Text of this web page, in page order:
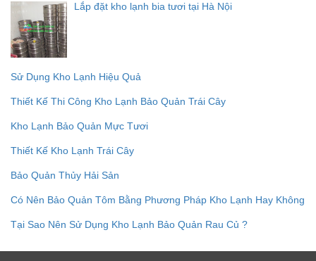
Lắp đặt kho lạnh bia tươi tại Hà Nội
Sử Dụng Kho Lạnh Hiệu Quả
Thiết Kế Thi Công Kho Lạnh Bảo Quản Trái Cây
Kho Lạnh Bảo Quản Mực Tươi
Thiết Kế Kho Lạnh Trái Cây
Bảo Quản Thủy Hải Sản
Có Nên Bảo Quản Tôm Bằng Phương Pháp Kho Lạnh Hay Không
Tại Sao Nên Sử Dụng Kho Lạnh Bảo Quản Rau Củ ?